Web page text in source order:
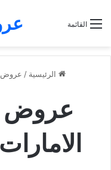
القائمة
الرئيسية / عروض
عروض